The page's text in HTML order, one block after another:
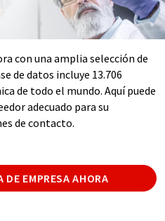
con una amplia selección de
de datos incluye 13.706
de todo el mundo. Aquí puede
adecuado para su
de contacto.
DE EMPRESA AHORA